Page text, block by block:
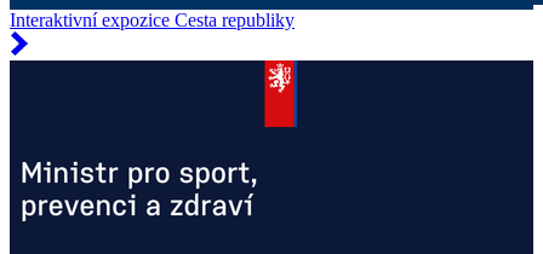
Interaktivní expozice Cesta republiky